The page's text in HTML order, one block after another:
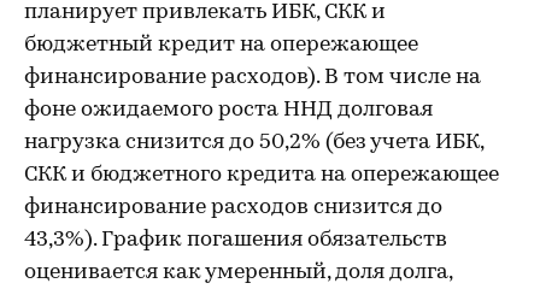
планирует привлекать ИБК, СКК и
бюджетный кредит на опережающее
финансирование расходов). В том числе на
фоне ожидаемого роста ННД долговая
нагрузка снизится до 50,2% (без учета ИБК,
СКК и бюджетного кредита на опережающее
финансирование расходов снизится до
43,3%). График погашения обязательств
оценивается как умеренный, доля долга,